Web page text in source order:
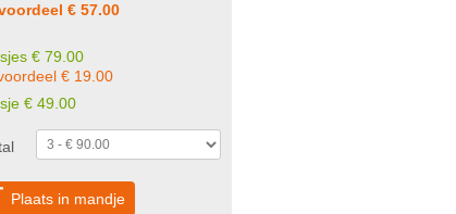
€ 57.00
€ 79.00
€ 19.00
€ 49.00
Plaats in mandje